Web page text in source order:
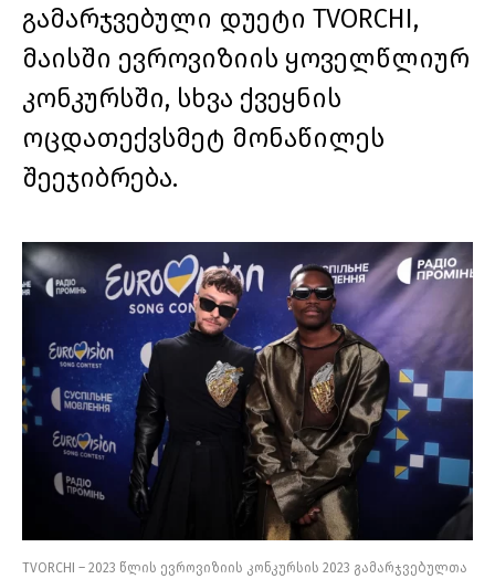
გამარჯვებული დუეტი TVORCHI,
მაისში ევროვიზიის ყოველწლიურ
კონკურსში, სხვა ქვეყნის
ოცდათექვსმეტ მონაწილეს
შეეჯიბრება.
TVORCHI – 2023 წლის ევროვიზიის კონკურსის 2023 გამარჯვებულთა